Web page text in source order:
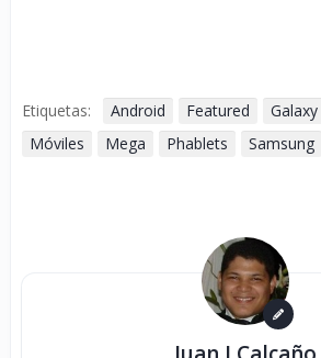
Etiquetas: Android Featured Galaxy
Móviles
Mega Phablets Samsung